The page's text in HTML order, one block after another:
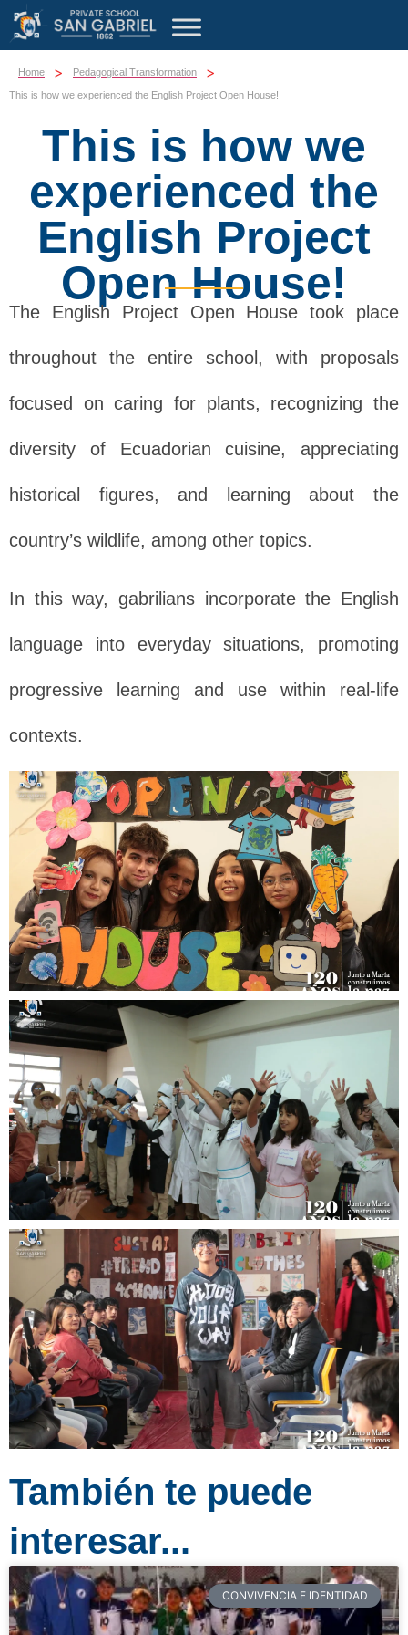
Home > Pedagogical Transformation >
This is how we experienced the English Project Open House!
This is how we
experienced the
English Project
Open House!
The English Project Open House took place
throughout the entire school, with proposals
focused on caring for plants, recognizing the
diversity of Ecuadorian cuisine, appreciating
historical figures, and learning about the
country’s wildlife, among other topics.
In this way, gabrilians incorporate the English
language into everyday situations, promoting
progressive learning and use within real-life
contexts.
También te puede
interesar...
CONVIVENCIA E IDENTIDAD